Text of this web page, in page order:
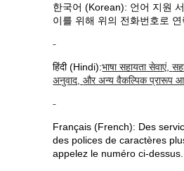
한국어 (Korean): 언어 지원
이를 위해 위의 전화번호로 연
हिंदी (Hindi):भाषा सहायता सेवाएं ,
अनुवाद ,और अन्य वैकल्पिक प्रारूप
Français (French): Des
des polices de caractères
appelez le numéro ci-dessus.